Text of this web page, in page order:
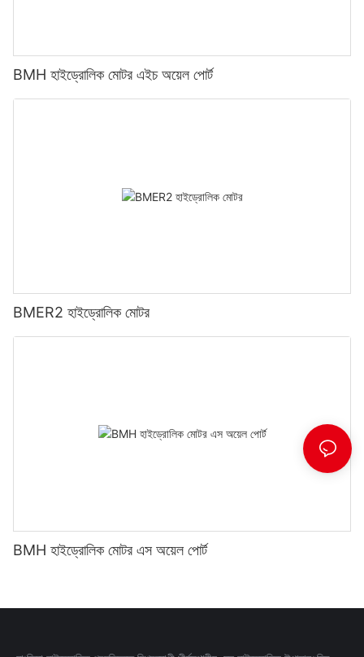
BMH হাইড্রোলিক মোটর এইচ অয়েল পোর্ট
BMER2 হাইড্রোলিক মোটর
BMH হাইড্রোলিক মোটর এস অয়েল পোর্ট